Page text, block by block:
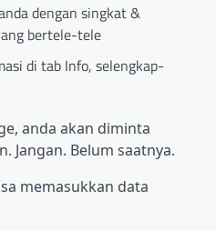
dengan singkat &
bertele-tele
di tab Info, selengkap-
anda akan diminta
Jangan. Belum saatnya.
memasukkan data